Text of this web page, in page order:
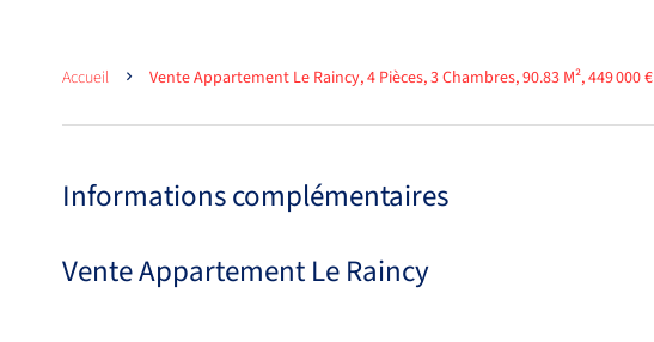
Accueil Vente Appartement Le Raincy, 4 Pièces, 3 Chambres, 90.83 M², 449 000 €
Informations complémentaires
Vente Appartement Le Raincy